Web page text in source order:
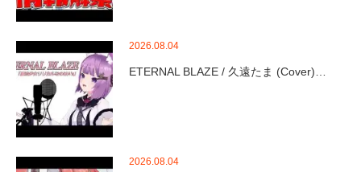
2026.08.04
ETERNAL BLAZE / 久遠たま (Cover)…
2026.08.04